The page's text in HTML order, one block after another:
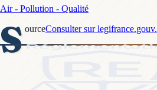
Air - Pollution - Qualité
S ourceConsulter sur